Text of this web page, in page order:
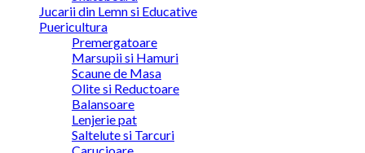
Jucarii din Lemn si Educative
Puericultura
Premergatoare
Marsupii si Hamuri
Scaune de Masa
Olite si Reductoare
Balansoare
Lenjerie pat
Saltelute si Tarcuri